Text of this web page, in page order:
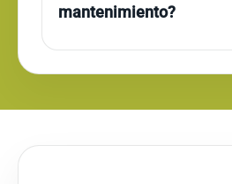
mantenimiento?